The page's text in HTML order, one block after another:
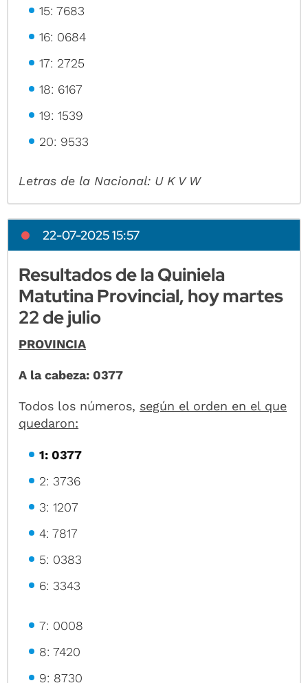
15: 7683
16: 0684
17: 2725
18: 6167
19: 1539
20: 9533
Letras de la Nacional: U K V W
22-07-2025 15:57
Resultados de la Quiniela
Matutina Provincial, hoy martes
22 de julio
PROVINCIA
A la cabeza: 0377
Todos los números, según el orden en el que
quedaron:
1: 0377
2: 3736
3: 1207
4: 7817
5: 0383
6: 3343
7: 0008
8: 7420
9: 8730